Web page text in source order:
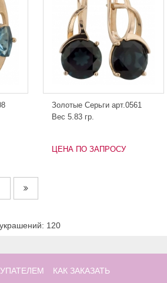
Золотые Серьги арт.0561
Вес 5.83 гр.
ЦЕНА ПО ЗАПРОСУ
120
КАК ЗАКАЗАТЬ